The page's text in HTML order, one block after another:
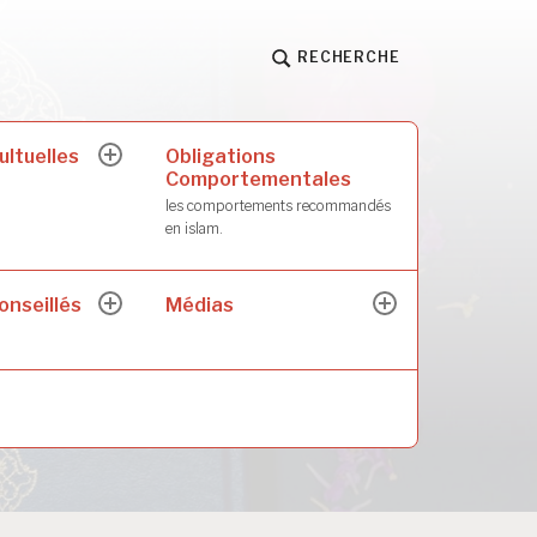
RECHERCHE
ouvrir Obligations
Comportementales
les comportements recommandés
en islam.
ouvrir
menu
Médias
ouvrir
menu